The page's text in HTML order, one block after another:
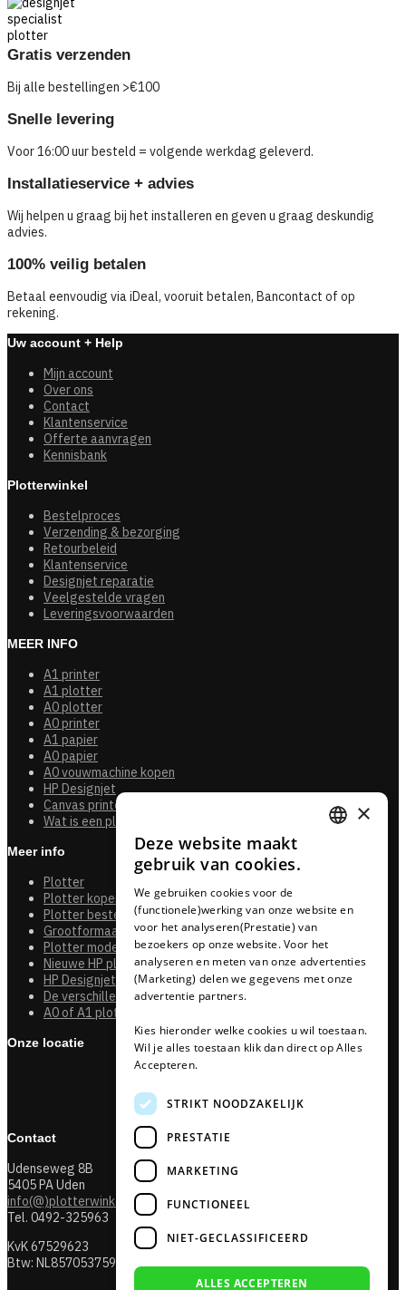
Gratis verzenden
Bij alle bestellingen >€100
Snelle levering
Voor 16:00 uur besteld = volgende werkdag geleverd.
Installatieservice + advies
Wij helpen u graag bij het installeren en geven u graag deskundig
advies.
100% veilig betalen
Betaal eenvoudig via iDeal, vooruit betalen, Bancontact of op
rekening.
Uw account + Help
Mijn account
Over ons
Contact
Klantenservice
Offerte aanvragen
Kennisbank
Plotterwinkel
Bestelproces
Verzending & bezorging
Retourbeleid
Klantenservice
Designjet reparatie
Veelgestelde vragen
Leveringsvoorwaarden
MEER INFO
A1 printer
A1 plotter
A0 plotter
A0 printer
A1 papier
A0 papier
A0 vouwmachine kopen
HP Designjet
Canvas printers
Wat is een plotter?
Meer info
Plotter
Plotter kopen
Plotter bestellen
Grootformaat printer
Plotter modellen niet meer leverbaar
Nieuwe HP plotter modellen
HP Designjet T630
De verschillen tussen de HP Designjet T850 en de T950HP
A0 of A1 plotter kopen?
Onze locatie
Contact
Udenseweg 8B
5405 PA Uden
info(@)plotterwinkel.nl
Tel. 0492-325963
KvK 67529623
Btw: NL857053759B01
GERMAN
×
Deze website maakt
gebruik van cookies.
We gebruiken cookies voor de
(functionele)werking van onze website en
voor het analyseren(Prestatie) van
bezoekers op onze website. Voor het
analyseren en meten van onze advertenties
(Marketing) delen we gegevens met onze
advertentie partners.
Kies hieronder welke cookies u wil toestaan.
Wil je alles toestaan klik dan direct op Alles
Accepteren.
STRIKT NOODZAKELIJK
PRESTATIE
MARKETING
FUNCTIONEEL
NIET-GECLASSIFICEERD
ALLES ACCEPTEREN